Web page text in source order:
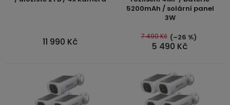
Lightning
adaptéry
5
11 990 Kč
5200mAh / solární panel
3W
5 490 Kč
7 490 Kč (–26 %)